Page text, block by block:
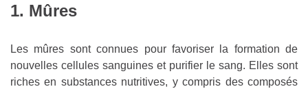
1. Mûres
Les mûres sont connues pour favoriser la formation de
nouvelles cellules sanguines et purifier le sang. Elles sont
riches en substances nutritives, y compris des composés